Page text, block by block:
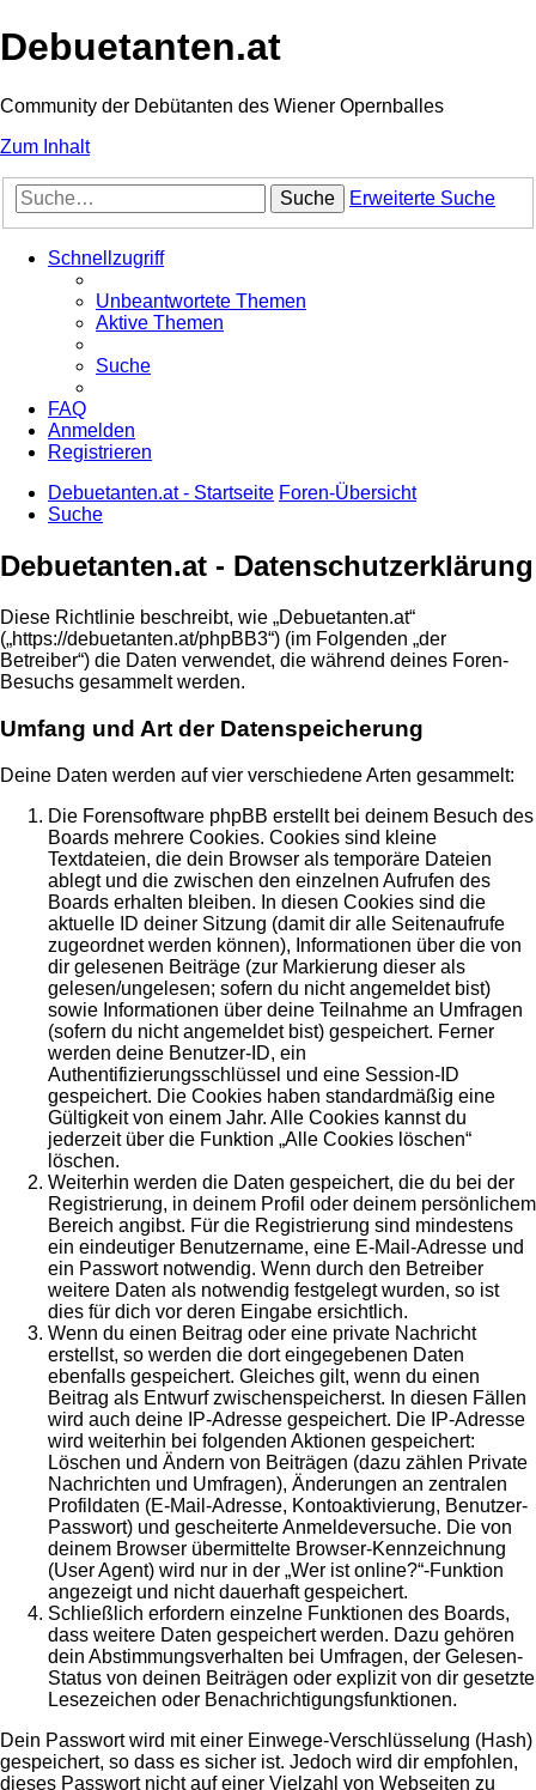
Debuetanten.at
Community der Debütanten des Wiener Opernballes
Zum Inhalt
Suche Erweiterte Suche
Schnellzugriff
Unbeantwortete Themen
Aktive Themen
Suche
FAQ
Anmelden
Registrieren
Debuetanten.at - Startseite Foren-Übersicht
Suche
Debuetanten.at - Datenschutzerklärung
Diese Richtlinie beschreibt, wie „Debuetanten.at“
(„https://debuetanten.at/phpBB3“) (im Folgenden „der
Betreiber“) die Daten verwendet, die während deines Foren-
Besuchs gesammelt werden.
Umfang und Art der Datenspeicherung
Deine Daten werden auf vier verschiedene Arten gesammelt:
Die Forensoftware phpBB erstellt bei deinem Besuch des
Boards mehrere Cookies. Cookies sind kleine
Textdateien, die dein Browser als temporäre Dateien
ablegt und die zwischen den einzelnen Aufrufen des
Boards erhalten bleiben. In diesen Cookies sind die
aktuelle ID deiner Sitzung (damit dir alle Seitenaufrufe
zugeordnet werden können), Informationen über die von
dir gelesenen Beiträge (zur Markierung dieser als
gelesen/ungelesen; sofern du nicht angemeldet bist)
sowie Informationen über deine Teilnahme an Umfragen
(sofern du nicht angemeldet bist) gespeichert. Ferner
werden deine Benutzer-ID, ein
Authentifizierungsschlüssel und eine Session-ID
gespeichert. Die Cookies haben standardmäßig eine
Gültigkeit von einem Jahr. Alle Cookies kannst du
jederzeit über die Funktion „Alle Cookies löschen“
löschen.
Weiterhin werden die Daten gespeichert, die du bei der
Registrierung, in deinem Profil oder deinem persönlichem
Bereich angibst. Für die Registrierung sind mindestens
ein eindeutiger Benutzername, eine E-Mail-Adresse und
ein Passwort notwendig. Wenn durch den Betreiber
weitere Daten als notwendig festgelegt wurden, so ist
dies für dich vor deren Eingabe ersichtlich.
Wenn du einen Beitrag oder eine private Nachricht
erstellst, so werden die dort eingegebenen Daten
ebenfalls gespeichert. Gleiches gilt, wenn du einen
Beitrag als Entwurf zwischenspeicherst. In diesen Fällen
wird auch deine IP-Adresse gespeichert. Die IP-Adresse
wird weiterhin bei folgenden Aktionen gespeichert:
Löschen und Ändern von Beiträgen (dazu zählen Private
Nachrichten und Umfragen), Änderungen an zentralen
Profildaten (E-Mail-Adresse, Kontoaktivierung, Benutzer-
Passwort) und gescheiterte Anmeldeversuche. Die von
deinem Browser übermittelte Browser-Kennzeichnung
(User Agent) wird nur in der „Wer ist online?“-Funktion
angezeigt und nicht dauerhaft gespeichert.
Schließlich erfordern einzelne Funktionen des Boards,
dass weitere Daten gespeichert werden. Dazu gehören
dein Abstimmungsverhalten bei Umfragen, der Gelesen-
Status von deinen Beiträgen oder explizit von dir gesetzte
Lesezeichen oder Benachrichtigungsfunktionen.
Dein Passwort wird mit einer Einwege-Verschlüsselung (Hash)
gespeichert, so dass es sicher ist. Jedoch wird dir empfohlen,
dieses Passwort nicht auf einer Vielzahl von Webseiten zu